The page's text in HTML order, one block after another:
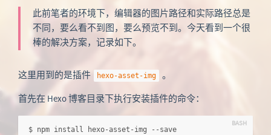
此前笔者的环境下，编辑器的图片路径和实际路径总是
不同，要么看不到图，要么预览不到。今天看到一个很
棒的解决方案，记录如下。
这里用到的是插件 hexo-asset-img
。
首先在 Hexo 博客目录下执行安装插件的命令：
$ npm install hexo-asset-img --save